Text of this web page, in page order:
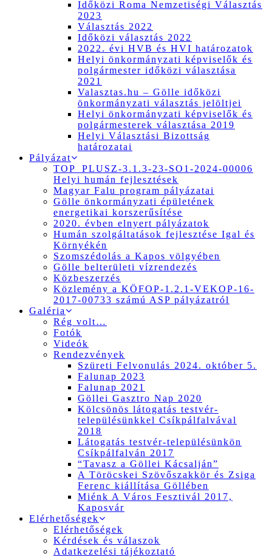
Időközi Roma Nemzetiségi Választás
2023
Választás 2022
Időközi választás 2022
2022. évi HVB és HVI határozatok
Helyi önkormányzati képviselők és
polgármester időközi választása
2021
Valasztas.hu – Gölle időközi
önkormányzati választás jelöltjei
Helyi önkormányzati képviselők és
polgármesterek választása 2019
Helyi Választási Bizottság
határozatai
Pályázat
TOP_PLUSZ-3.1.3-23-SO1-2024-00006
Helyi humán fejlesztések
Magyar Falu program pályázatai
Gölle önkormányzati épületének
energetikai korszerűsítése
2020. évben elnyert pályázatok
Humán szolgáltatások fejlesztése Igal és
Környékén
Szomszédolás a Kapos völgyében
Gölle belterületi vízrendezés
Közbeszerzés
Közlemény a KÖFOP-1.2.1-VEKOP-16-
2017-00733 számú ASP pályázatról
Galéria
Rég volt…
Fotók
Videók
Rendezvények
Szüreti Felvonulás 2024. október 5.
Falunap 2023
Falunap 2021
Göllei Gasztro Nap 2020
Kölcsönös látogatás testvér-
településünkkel Csíkpálfalvával
2018
Látogatás testvér-településünkön
Csíkpálfalván 2017
“Tavasz a Göllei Kácsalján”
A Töröcskei Szövőszakkör és Zsiga
Ferenc kiállítása Göllében
Miénk A Város Fesztivál 2017,
Kaposvár
Elérhetőségek
Elérhetőségek
Kérdések és válaszok
Adatkezelési tájékoztató